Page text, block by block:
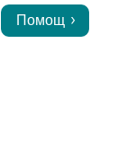
Помощ